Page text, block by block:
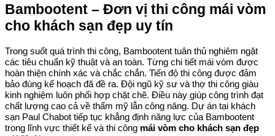
Bambootent – Đơn vị thi công mái vòm
cho khách sạn đẹp uy tín
Trong suốt quá trình thi công, Bambootent tuân thủ nghiêm ngặt
các tiêu chuẩn kỹ thuật và an toàn. Từng chi tiết mái vòm được
hoàn thiện chính xác và chắc chắn. Tiến độ thi công được đảm
bảo đúng kế hoạch đã đề ra. Đội ngũ kỹ sư và thợ thi công giàu
kinh nghiệm luôn phối hợp chặt chẽ. Điều này giúp công trình đạt
chất lượng cao cả về thẩm mỹ lẫn công năng. Dự án tại khách
sạn Paul Chabot tiếp tục khẳng định năng lực của Bambootent
trong lĩnh vực thiết kế và thi công mái vòm cho khách sạn đẹp